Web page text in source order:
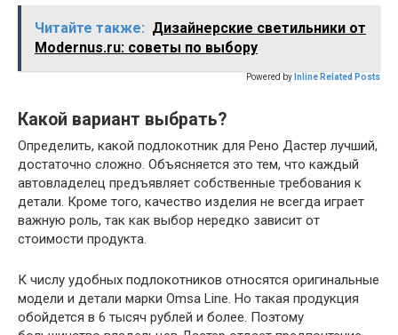
Читайте также: Дизайнерские светильники от
Modernus.ru: советы по выбору
Powered by Inline Related Posts
Какой вариант выбрать?
Определить, какой подлокотник для Рено Дастер лучший,
достаточно сложно. Объясняется это тем, что каждый
автовладелец предъявляет собственные требования к
детали. Кроме того, качество изделия не всегда играет
важную роль, так как выбор нередко зависит от
стоимости продукта.
К числу удобных подлокотников относятся оригинальные
модели и детали марки Omsa Line. Но такая продукция
обойдется в 6 тысяч рублей и более. Поэтому